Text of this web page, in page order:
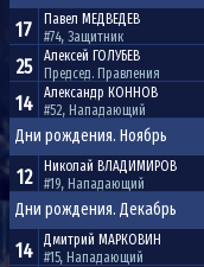
17 Павел МЕДВЕДЕВ
#74, Защитник
25 Алексей ГОЛУБЕВ
Председ. Правления
14 Александр КОННОВ
#52, Нападающий
Дни рождения. Ноябрь
12 Николай ВЛАДИМИРОВ
#19, Нападающий
Дни рождения. Декабрь
14 Дмитрий МАРКОВИН
#15, Нападающий